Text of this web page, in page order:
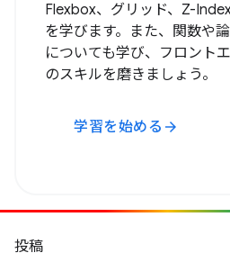
Flexbox、グリッド、Z-
を学びます。また、関数や
についても学び、フロント
のスキルを磨きましょう。
学習を始める arrow_forward
投稿